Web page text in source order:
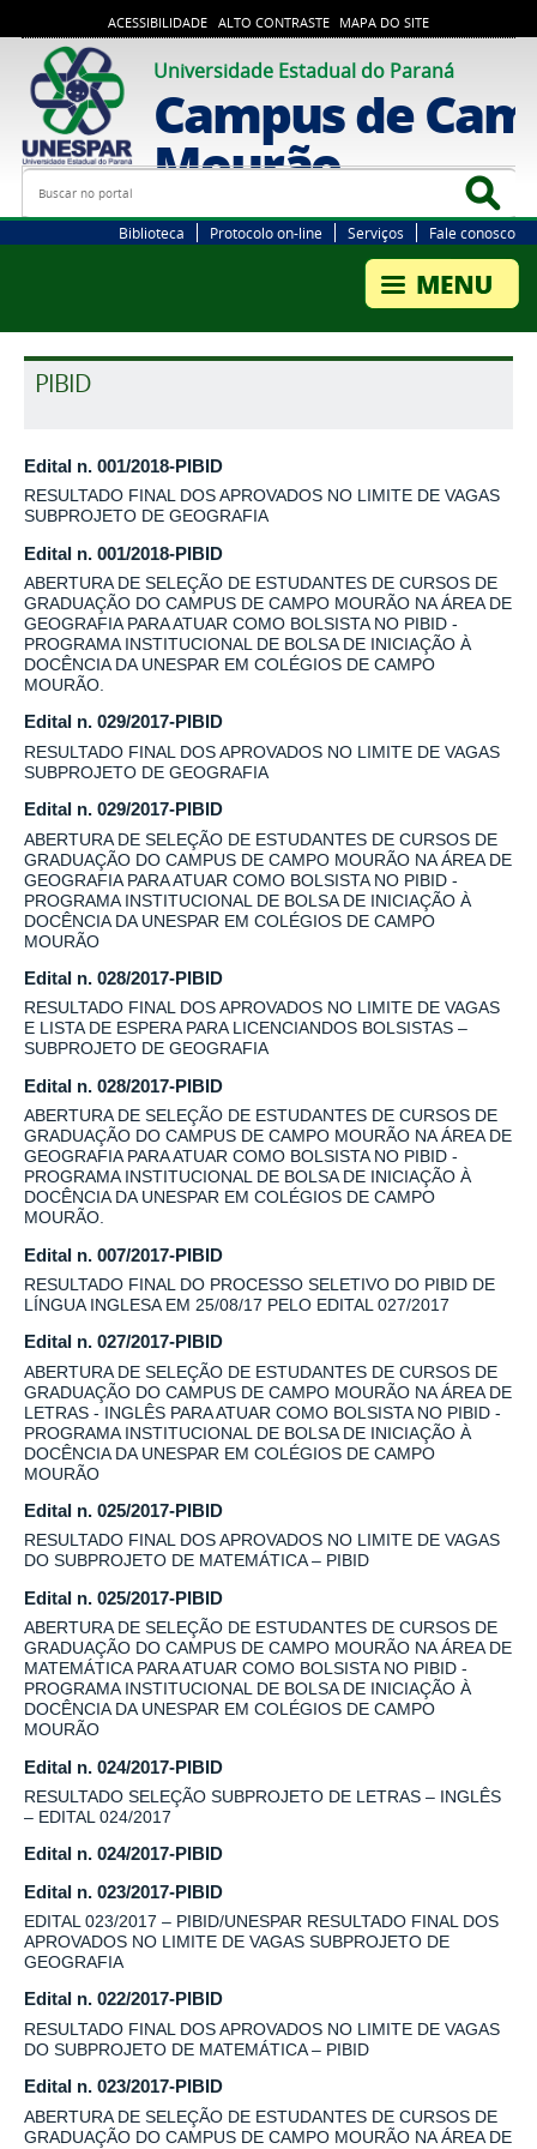
ACESSIBILIDADE ALTO CONTRASTE MAPA DO SITE
Universidade Estadual do Paraná
Campus de
Mourão
Busca
Biblioteca Protocolo on-line Serviços Fale conosco
PIBID
Edital n. 001/2018-PIBID
RESULTADO FINAL DOS APROVADOS NO LIMITE DE VAGAS
SUBPROJETO DE GEOGRAFIA
Edital n. 001/2018-PIBID
ABERTURA DE SELEÇÃO DE ESTUDANTES DE CURSOS DE
GRADUAÇÃO DO CAMPUS DE CAMPO MOURÃO NA ÁREA DE
GEOGRAFIA PARA ATUAR COMO BOLSISTA NO PIBID -
PROGRAMA INSTITUCIONAL DE BOLSA DE INICIAÇÃO À
DOCÊNCIA DA UNESPAR EM COLÉGIOS DE CAMPO
MOURÃO.
Edital n. 029/2017-PIBID
RESULTADO FINAL DOS APROVADOS NO LIMITE DE VAGAS
SUBPROJETO DE GEOGRAFIA
Edital n. 029/2017-PIBID
ABERTURA DE SELEÇÃO DE ESTUDANTES DE CURSOS DE
GRADUAÇÃO DO CAMPUS DE CAMPO MOURÃO NA ÁREA DE
GEOGRAFIA PARA ATUAR COMO BOLSISTA NO PIBID -
PROGRAMA INSTITUCIONAL DE BOLSA DE INICIAÇÃO À
DOCÊNCIA DA UNESPAR EM COLÉGIOS DE CAMPO
MOURÃO
Edital n. 028/2017-PIBID
RESULTADO FINAL DOS APROVADOS NO LIMITE DE VAGAS
E LISTA DE ESPERA PARA LICENCIANDOS BOLSISTAS –
SUBPROJETO DE GEOGRAFIA
Edital n. 028/2017-PIBID
ABERTURA DE SELEÇÃO DE ESTUDANTES DE CURSOS DE
GRADUAÇÃO DO CAMPUS DE CAMPO MOURÃO NA ÁREA DE
GEOGRAFIA PARA ATUAR COMO BOLSISTA NO PIBID -
PROGRAMA INSTITUCIONAL DE BOLSA DE INICIAÇÃO À
DOCÊNCIA DA UNESPAR EM COLÉGIOS DE CAMPO
MOURÃO.
Edital n. 007/2017-PIBID
RESULTADO FINAL DO PROCESSO SELETIVO DO PIBID DE
LÍNGUA INGLESA EM 25/08/17 PELO EDITAL 027/2017
Edital n. 027/2017-PIBID
ABERTURA DE SELEÇÃO DE ESTUDANTES DE CURSOS DE
GRADUAÇÃO DO CAMPUS DE CAMPO MOURÃO NA ÁREA DE
LETRAS - INGLÊS PARA ATUAR COMO BOLSISTA NO PIBID -
PROGRAMA INSTITUCIONAL DE BOLSA DE INICIAÇÃO À
DOCÊNCIA DA UNESPAR EM COLÉGIOS DE CAMPO
MOURÃO
Edital n. 025/2017-PIBID
RESULTADO FINAL DOS APROVADOS NO LIMITE DE VAGAS
DO SUBPROJETO DE MATEMÁTICA – PIBID
Edital n. 025/2017-PIBID
ABERTURA DE SELEÇÃO DE ESTUDANTES DE CURSOS DE
GRADUAÇÃO DO CAMPUS DE CAMPO MOURÃO NA ÁREA DE
MATEMÁTICA PARA ATUAR COMO BOLSISTA NO PIBID -
PROGRAMA INSTITUCIONAL DE BOLSA DE INICIAÇÃO À
DOCÊNCIA DA UNESPAR EM COLÉGIOS DE CAMPO
MOURÃO
Edital n. 024/2017-PIBID
RESULTADO SELEÇÃO SUBPROJETO DE LETRAS – INGLÊS
– EDITAL 024/2017
Edital n. 024/2017-PIBID
Edital n. 023/2017-PIBID
EDITAL 023/2017 – PIBID/UNESPAR RESULTADO FINAL DOS
APROVADOS NO LIMITE DE VAGAS SUBPROJETO DE
GEOGRAFIA
Edital n. 022/2017-PIBID
RESULTADO FINAL DOS APROVADOS NO LIMITE DE VAGAS
DO SUBPROJETO DE MATEMÁTICA – PIBID
Edital n. 023/2017-PIBID
ABERTURA DE SELEÇÃO DE ESTUDANTES DE CURSOS DE
GRADUAÇÃO DO CAMPUS DE CAMPO MOURÃO NA ÁREA DE